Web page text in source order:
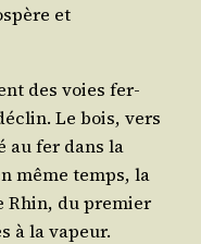
et
des voies fer­
Le bois, vers
au fer dans la
même temps, la
Rhin, du pre­mier
à la vapeur.